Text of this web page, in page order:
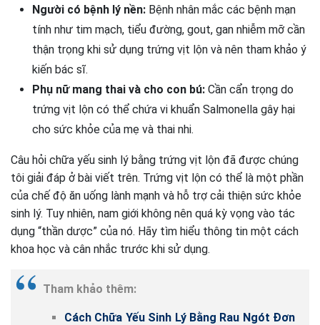
Người có bệnh lý nền: Bệnh nhân mắc các bệnh mạn
tính như tim mạch, tiểu đường, gout, gan nhiễm mỡ cần
thận trọng khi sử dụng trứng vịt lộn và nên tham khảo ý
kiến bác sĩ.
Phụ nữ mang thai và cho con bú: Cần cẩn trọng do
trứng vịt lộn có thể chứa vi khuẩn Salmonella gây hại
cho sức khỏe của mẹ và thai nhi.
Câu hỏi chữa yếu sinh lý bằng trứng vịt lộn đã được chúng
tôi giải đáp ở bài viết trên. Trứng vịt lộn có thể là một phần
của chế độ ăn uống lành mạnh và hỗ trợ cải thiện sức khỏe
sinh lý. Tuy nhiên, nam giới không nên quá kỳ vọng vào tác
dụng “thần dược” của nó. Hãy tìm hiểu thông tin một cách
khoa học và cân nhắc trước khi sử dụng.
Tham khảo thêm:
Cách Chữa Yếu Sinh Lý Bằng Rau Ngót Đơn